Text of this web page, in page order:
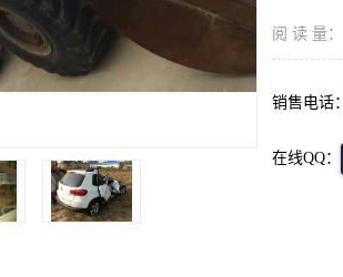
阅 读 量：
销售电话：
在线QQ：